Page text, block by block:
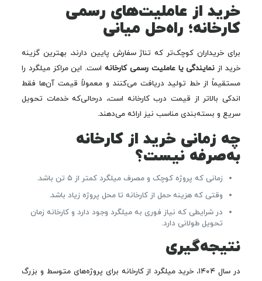
خرید از عاملیت‌های رسمی
کارخانه؛ راه‌حل میانی
برای خریداران کوچک‌تر که تناژ سفارش پایین دارند، بهترین گزینه
خرید از نمایندگی یا عاملیت رسمی کارخانهاست. این مراکز میلگرد را
مستقیماً از خط تولید دریافت می‌کنند و معمولاً قیمت آن‌ها فقط
اندکی بالاتر از قیمت درب کارخانه است، درحالی‌که خدمات تحویل
سریع و بسته‌بندی مناسب نیز ارائه می‌دهند.
چه زمانی خرید از کارخانه
به‌صرفه نیست؟
زمانی که پروژه کوچک و مصرف میلگرد کمتر از ۵ تن باشد.
وقتی که هزینه حمل از کارخانه تا محل پروژه زیاد باشد.
در شرایطی که نیاز فوری به میلگرد وجود دارد و کارخانه زمان
تحویل طولانی دارد.
نتیجه‌گیری
در سال ۱۴۰۴، خرید میلگرد از کارخانه برای پروژه‌های متوسط و بزرگ